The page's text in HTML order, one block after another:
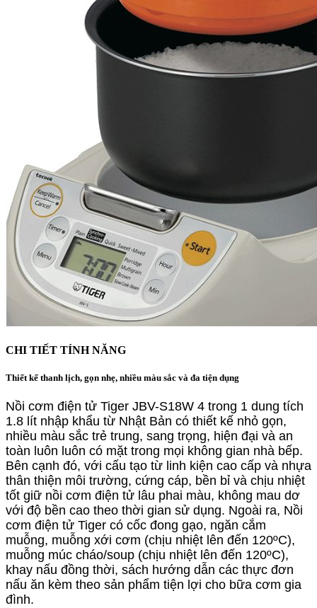
CHI TIẾT TÍNH NĂNG
Thiết kế thanh lịch, gọn nhẹ, nhiều màu sắc và đa tiện dụng
Nồi cơm điện tử Tiger JBV-S18W 4 trong 1 dung tích
1.8 lít nhập khẩu từ Nhật Bản có thiết kế nhỏ gọn,
nhiều màu sắc trẻ trung, sang trọng, hiện đại và an
toàn luôn luôn có mặt trong mọi không gian nhà bếp.
Bên cạnh đó, với cấu tạo từ linh kiện cao cấp và nhựa
thân thiện môi trường, cứng cáp, bền bỉ và chịu nhiệt
tốt giữ nồi cơm điện tử lâu phai màu, không mau dơ
với độ bền cao theo thời gian sử dụng. Ngoài ra, Nồi
cơm điện tử Tiger có cốc đong gạo, ngăn cắm
muỗng, muỗng xới cơm (chịu nhiệt lên đến 120ºC),
muỗng múc cháo/soup (chịu nhiệt lên đến 120ºC),
khay nấu đồng thời, sách hướng dẫn các thực đơn
nấu ăn kèm theo sản phẩm tiện lợi cho bữa cơm gia
đình.